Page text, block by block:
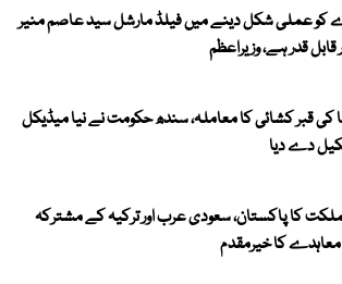
کو عملی شکل دینے میں فیلڈ مارشل سید عاصم منیر
قابل قدر ہے، وزیراعظم
کی قبر کشائی کا معاملہ، سندھ حکومت نے نیا میڈیکل
دے دیا
کا پاکستان، سعودی عرب اور ترکیہ کے مشترکہ
کا خیرمقدم